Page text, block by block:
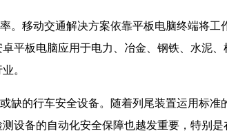
移动交通解决方案依靠平板电脑终端将
平板电脑应用于电力、冶金、钢铁、水泥
。
的行车安全设备。随着列尾装置运用标准
设备的自动化安全保障也越发重要，特别